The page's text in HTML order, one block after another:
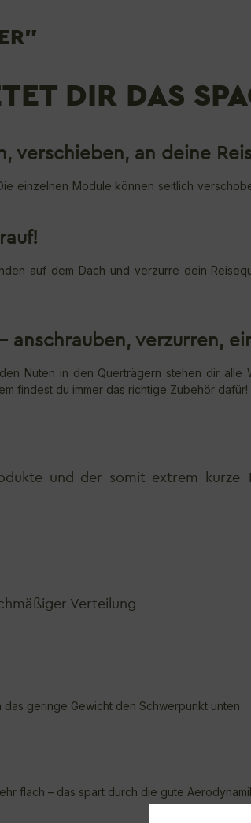
DIR DAS
verschieben, an deine
einzelnen Module können seitlich
auf dem Dach und verzurre dein
anschrauben, verzurren,
Nuten in den Querträgern stehen dir
findest du immer das richtige Zubehör dafür!
und der somit extrem
Verteilung
geringe Gewicht den Schwerpunkt unten
flach – das spart durch die gute